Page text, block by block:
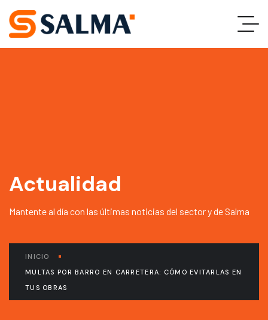
Actualidad
Mantente al día con las últimas noticias del sector y de Salma
INICIO
MULTAS POR BARRO EN CARRETERA: CÓMO EVITARLAS EN
TUS OBRAS